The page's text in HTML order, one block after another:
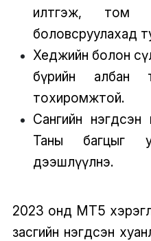
илтгэж, том
боловсруулахад
Хеджийн болон
бүрийн албан
тохиромжтой.
Сангийн
Таны багцыг
дээшлүүлнэ.
2023 онд MT5
засгийн нэгдсэн